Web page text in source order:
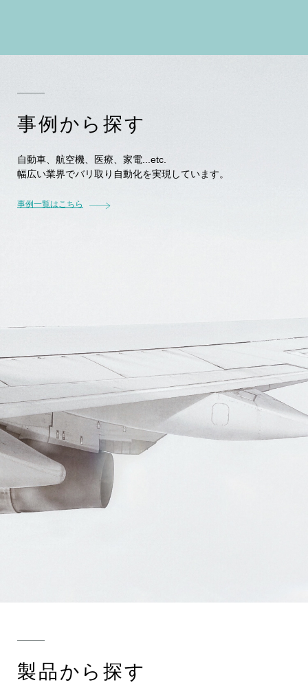
事例から探す
自動車、航空機、医療、家電...etc.
幅広い業界でバリ取り自動化を実現しています。
事例一覧はこちら
製品から探す